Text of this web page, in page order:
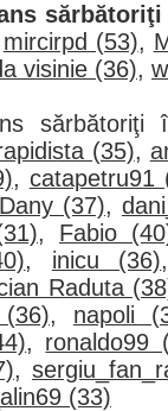
mircirpd (53),
visinie (36),
(35),
, catapetru91
(37),
, Fabio
, inicu (36)
Raduta
, napoli
, ronaldo99
,
(33)